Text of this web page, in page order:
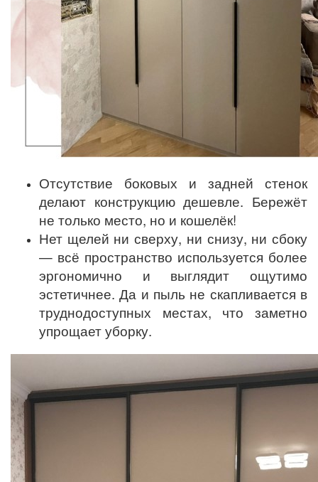
Отсутствие боковых и задней стенок
делают конструкцию дешевле. Бережёт
не только место, но и кошелёк!
Нет щелей ни сверху, ни снизу, ни сбоку
— всё пространство используется более
эргономично и выглядит ощутимо
эстетичнее. Да и пыль не скапливается в
труднодоступных местах, что заметно
упрощает уборку.